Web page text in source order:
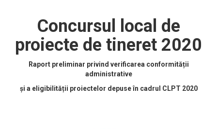
Concursul local de
proiecte de tineret 2020
Raport preliminar privind verificarea conformității
administrative
și a eligibilității proiectelor depuse în cadrul CLPT 2020